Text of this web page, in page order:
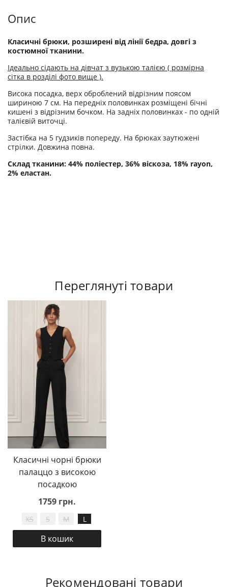
Опис
Класичні брюки, розширені від лінії бедра, довгі з
костюмної тканини.
Ідеально сідають на дівчат з вузькою талією ( розмірна
сітка в розділі фото вище ).
Висока посадка, верх оброблений відрізним поясом
шириною 7 см. На передніх половинках розміщені бічні
кишені з відрізним бочком. На задніх половинках - по одній
талієвій виточці.
Застібка на 5 гудзиків попереду. На брюках заутюжені
стрілки. Довжина повна.
Склад тканини: 44% поліестер, 36% віскоза, 18% rayon,
2% еластан.
Переглянуті товари
Класичні чорні брюки
палаццо з високою
посадкою
1759 грн.
XS S M L
В кошик
Рекомендовані товари